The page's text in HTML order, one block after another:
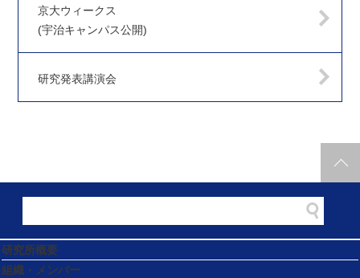
京大ウィークス
(宇治キャンパス公開)
研究発表講演会
研究所概要
組織・メンバー